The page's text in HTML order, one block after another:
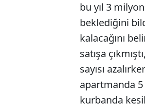
bu yıl 3
beklediğini
kalacağını
satışa
sayısı
apartmanda 5
kurbanda